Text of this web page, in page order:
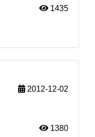
1435
2012-12-02
1380